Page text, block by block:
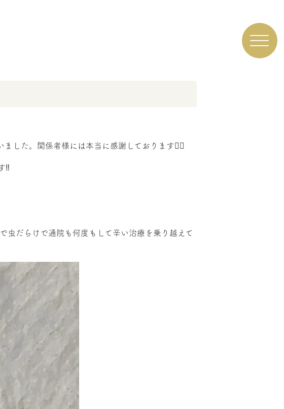
した。関係者様には本当に感謝しております🙇‍♀️
‼️
虫だらけで通院も何度もして辛い治療を乗り越えて